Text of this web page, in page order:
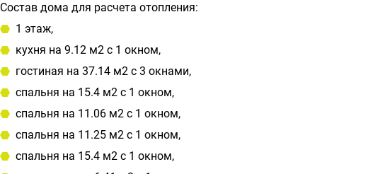
Состав дома для расчета отопления:
1 этаж,
кухня на 9.12 м2 с 1 окном,
гостиная на 37.14 м2 с 3 окнами,
спальня на 15.4 м2 с 1 окном,
спальня на 11.06 м2 с 1 окном,
спальня на 11.25 м2 с 1 окном,
спальня на 15.4 м2 с 1 окном,